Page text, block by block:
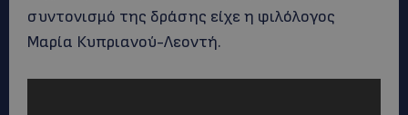
συντονισμό της δράσης είχε η φιλόλογος
Μαρία Κυπριανού-Λεοντή.